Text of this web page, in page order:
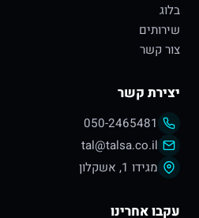
בלוג
שירותים
צור קשר
יצירת קשר
050-2465481
tal@talsa.co.il
מגידו 1, אשקלון
עקבו אחרינו